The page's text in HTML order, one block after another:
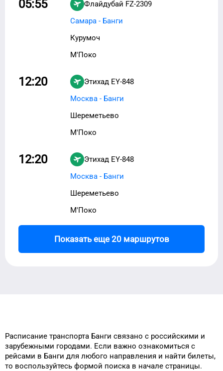
05:55 Флайдубай FZ-2309
Самара - Банги
Курумоч
М'Поко
12:20 Этихад EY-848
Москва - Банги
Шереметьево
М'Поко
12:20 Этихад EY-848
Москва - Банги
Шереметьево
М'Поко
Показать еще 20 маршрутов
Расписание транспорта Банги связано с российскими и
зарубежными городами. Если важно ознакомиться с
рейсами в Банги для любого направления и найти билеты,
то воспользуйтесь формой поиска в начале страницы.